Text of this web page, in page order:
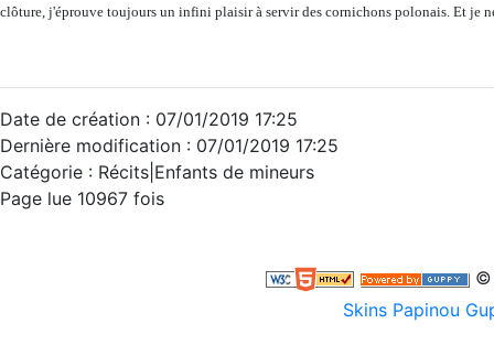
clôture, j'éprouve toujours un infini plaisir à servir des cornichons polonais. Et je
Date de création : 07/01/2019 17:25
Dernière modification : 07/01/2019 17:25
Catégorie : Récits|Enfants de mineurs
Page lue 10967 fois
©
Skins Papinou